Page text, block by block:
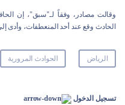
وقالت مصادر، وفقاً لـ"سبق"، إن
الحادث وقع عند أحد المنعطفات، وأدى
الرياض الحوادث المرورية
تسجيل الدخول